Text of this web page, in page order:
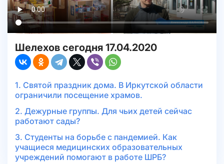
Шелехов сегодня 17.04.2020
1. Святой праздник дома. В Иркутской области
ограничили посещение храмов.
2. Дежурные группы. Для чьих детей сейчас
работают сады?
3. Студенты на борьбе с пандемией. Как
учащиеся медицинских образовательных
учреждений помогают в работе ШРБ?